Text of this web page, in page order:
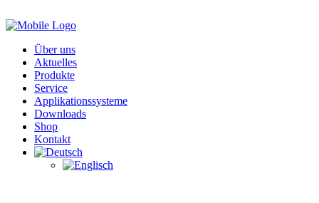
Über uns
Aktuelles
Produkte
Service
Applikationssysteme
Downloads
Shop
Kontakt